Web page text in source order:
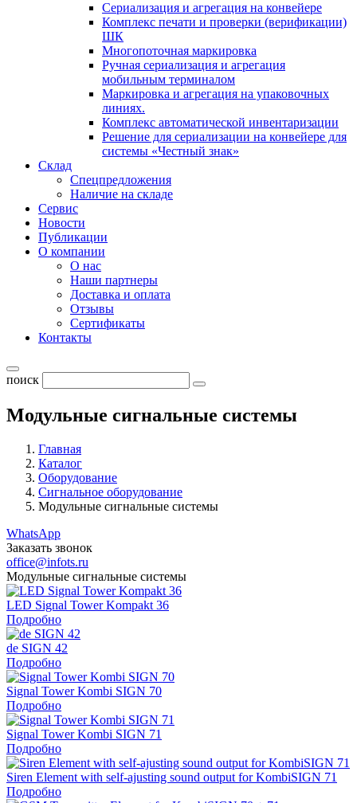
Сериализация и агрегация на конвейере
Комплекс печати и проверки (верификации)
ШК
Многопоточная маркировка
Ручная сериализация и агрегация
мобильным терминалом
Маркировка и агрегация на упаковочных
линиях.
Комплекс автоматической инвентаризации
Решение для сериализации на конвейере для
системы «Честный знак»
Склад
Спецпредложения
Наличие на складе
Сервис
Новости
Публикации
О компании
О нас
Наши партнеры
Доставка и оплата
Отзывы
Сертификаты
Контакты
поиск
Модульные сигнальные системы
Главная
Каталог
Оборудование
Cигнальное оборудование
Модульные сигнальные системы
WhatsApp
Заказать звонок
office@infots.ru
Модульные сигнальные системы
LED Signal Tower Kompakt 36
Подробно
de SIGN 42
Подробно
Signal Tower Kombi SIGN 70
Подробно
Signal Tower Kombi SIGN 71
Подробно
Siren Element with self-ajusting sound output for KombiSIGN 71
Подробно